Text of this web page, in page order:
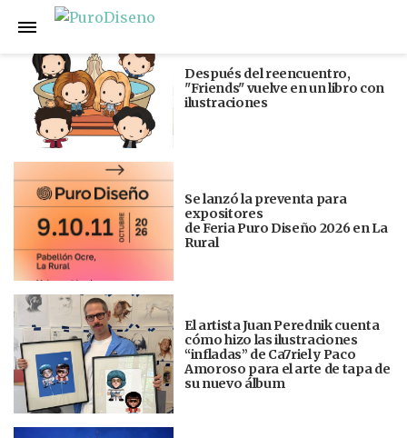
Anterior
Después del reencuentro,
"Friends" vuelve en un libro con
ilustraciones
Se lanzó la preventa para
expositores
de Feria Puro Diseño 2026 en La
Rural
El artista Juan Perednik cuenta
cómo hizo las ilustraciones
“infladas” de Ca7riel y Paco
Amoroso para el arte de tapa de
su nuevo álbum
Siguiente